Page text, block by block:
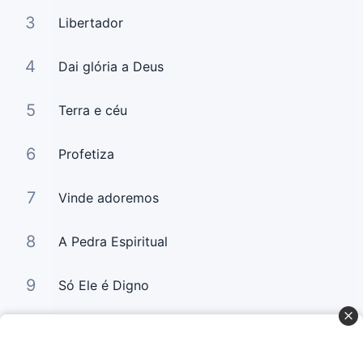
3 Libertador
4 Dai glória a Deus
5 Terra e céu
6 Profetiza
7 Vinde adoremos
8 A Pedra Espiritual
9 Só Ele é Digno